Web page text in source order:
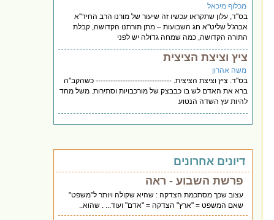
מכלוף מיכאל
בס''ד, עלון שתקראו עכשיו זה שיעור של מורנו הרב החיד''א
אברג'ל שליט''א חג השבועות – מתן תורתנו הקדושה, קבלת
התורה הקדושה, כמה שמחה גדולה יש לפני
ציץ וציצת הציצית
משה אהרון
בס"ד. ציץ וציצת הציצית. ------------------------------- כשהקב"ה
ברא את האדם לש בו כבבצק של מורכבויות וסתירות. משל מחד
להיות עץ השדה הנטוע
דיונים אחרונים
פרשת השבוע - ראה
עצוב שכך מסתכמת הצדקה : שהיא שקולה ויותר ל"משפט"
שאם המשפט = "ארץ" הצדקה = "אדם" ועוד... . שהוא..